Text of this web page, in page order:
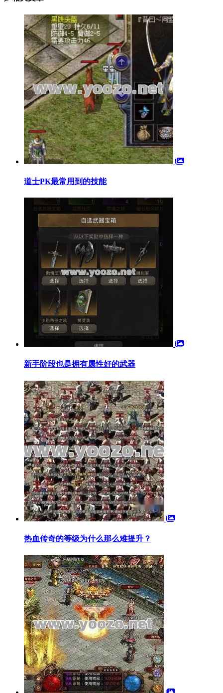
道士PK最常用到的技能
新手阶段也是拥有属性好的武器
热血传奇的等级为什么那么难提升？